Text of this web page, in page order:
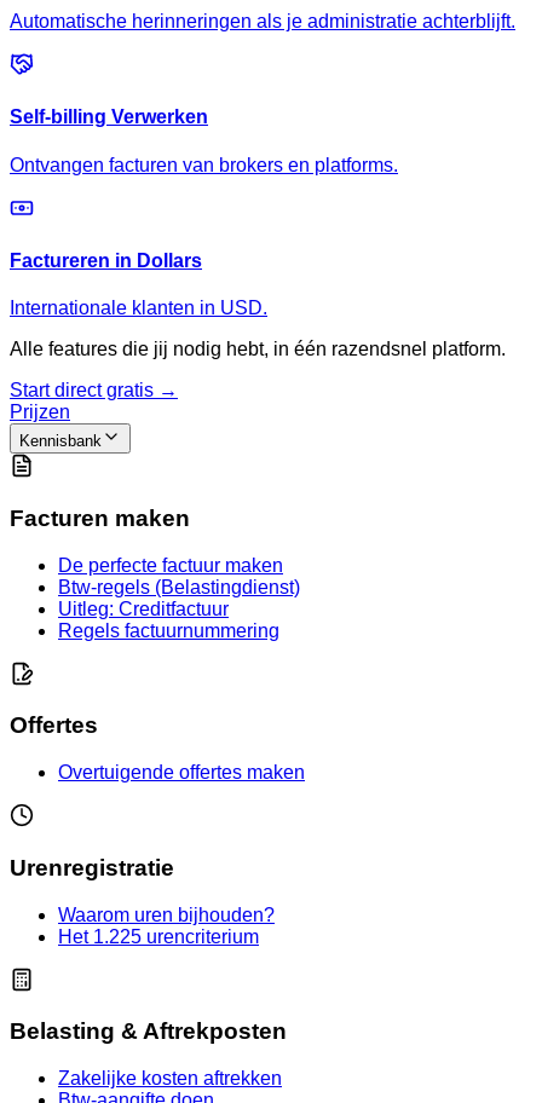
Automatische herinneringen als je administratie achterblijft.
Self-billing Verwerken
Ontvangen facturen van brokers en platforms.
Factureren in Dollars
Internationale klanten in USD.
Alle features die jij nodig hebt, in één razendsnel platform.
Start direct gratis →
Prijzen
Kennisbank
Facturen maken
De perfecte factuur maken
Btw-regels (Belastingdienst)
Uitleg: Creditfactuur
Regels factuurnummering
Offertes
Overtuigende offertes maken
Urenregistratie
Waarom uren bijhouden?
Het 1.225 urencriterium
Belasting & Aftrekposten
Zakelijke kosten aftrekken